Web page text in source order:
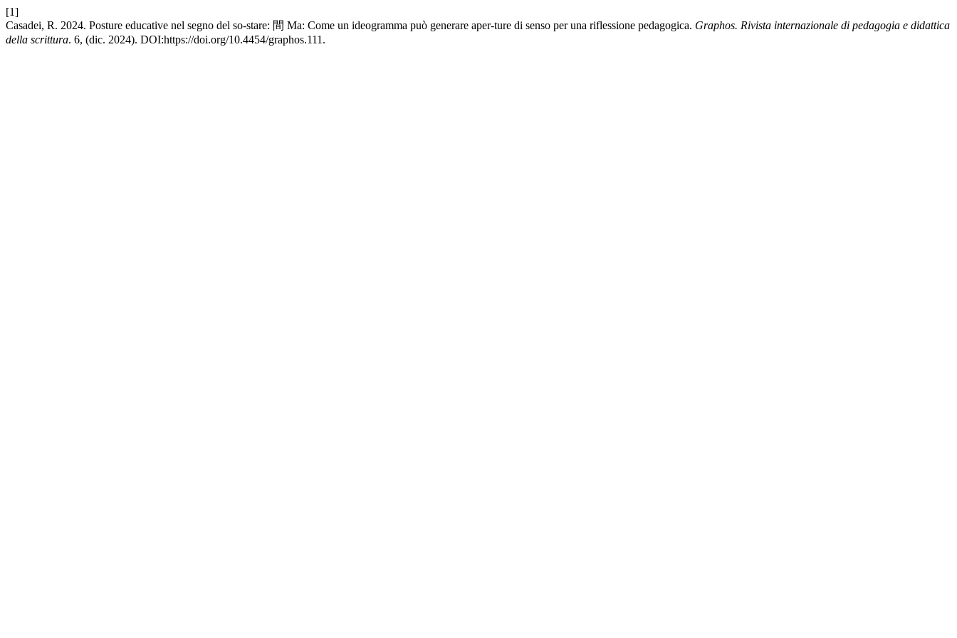
[1]
Casadei, R. 2024. Posture educative nel segno del so-stare: 間 Ma: Come un ideogramma può generare aper-ture di senso per una riflessione pedagogica. Graphos. Rivista internazionale di pedagogia e didattica
della scrittura. 6, (dic. 2024). DOI:https://doi.org/10.4454/graphos.111.